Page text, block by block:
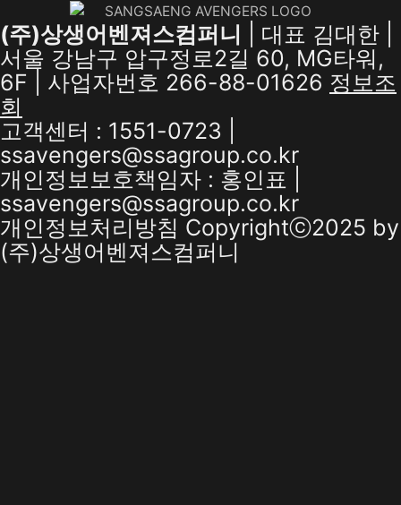
(주)상생어벤져스컴퍼니 | 대표 김대한 |
서울 강남구 압구정로2길 60, MG타워,
6F | 사업자번호 266-88-01626 정보조
회
고객센터 : 1551-0723 |
ssavengers@ssagroup.co.kr
개인정보보호책임자 : 홍인표 |
ssavengers@ssagroup.co.kr
개인정보처리방침 Copyrightⓒ2025 by
(주)상생어벤져스컴퍼니